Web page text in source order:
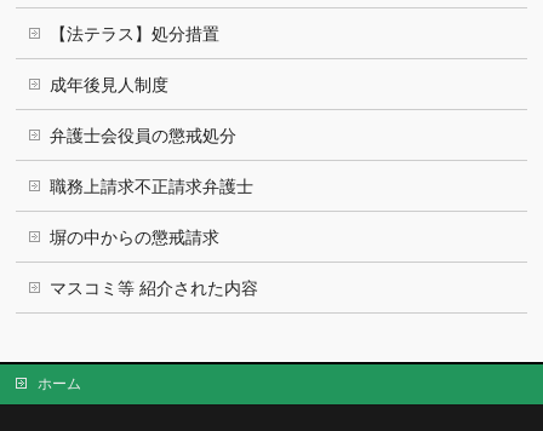
【法テラス】処分措置
成年後見人制度
弁護士会役員の懲戒処分
職務上請求不正請求弁護士
塀の中からの懲戒請求
マスコミ等 紹介された内容
ホーム